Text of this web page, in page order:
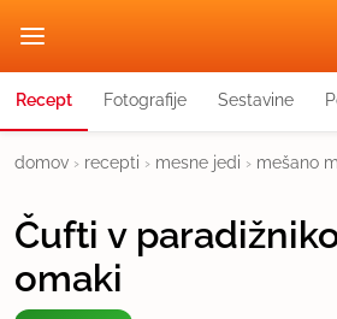
Recept Fotografije Sestavine
domov › recepti › mesne jedi › mešano
Čufti v
omaki